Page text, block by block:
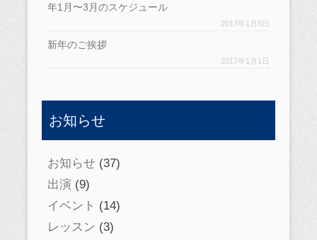
年1月〜3月のスケジュール
2017年1月5日
新年のご挨拶
2017年1月1日
お知らせ
お知らせ (37)
出演 (9)
イベント (14)
レッスン (3)